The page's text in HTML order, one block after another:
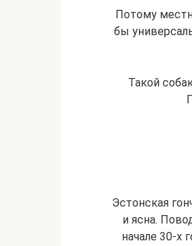
Потому
бы
Такой
Эстонская
и ясна.
начале 30-х